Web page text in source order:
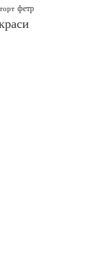
торт фетр